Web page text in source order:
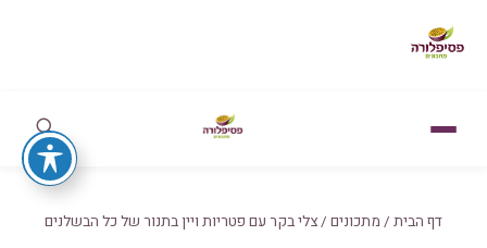
דף הבית / מתכונים /צלי בקר עם פטריות ויין בתנור של כל הבשלנים